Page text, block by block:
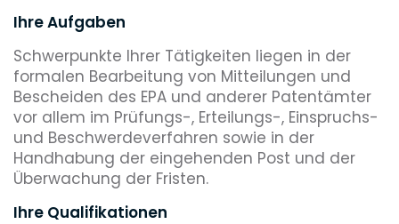
Ihre Aufgaben
Schwerpunkte Ihrer Tätigkeiten liegen in der
formalen Bearbeitung von Mitteilungen und
Bescheiden des EPA und anderer Patentämter
vor allem im Prüfungs-, Erteilungs-, Einspruchs-
und Beschwerdeverfahren sowie in der
Handhabung der eingehenden Post und der
Überwachung der Fristen.
Ihre Qualifikationen